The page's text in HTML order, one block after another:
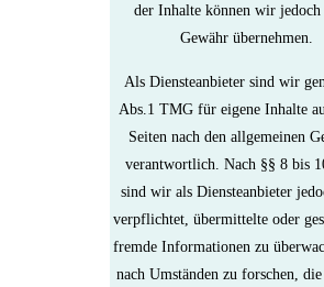
der Inhalte können wir jedoch
Gewähr übernehmen.
Als Diensteanbieter sind wir
Abs.1 TMG für eigene Inhalte
Seiten nach den allgemeinen
verantwortlich. Nach §§ 8 bis
sind wir als Diensteanbieter
verpflichtet, übermittelte oder
fremde Informationen zu
nach Umständen zu forschen,